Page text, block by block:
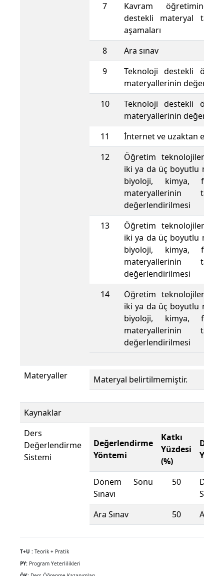
7
Kavram öğretiminde
destekli materyal
aşamaları
8
Ara sınav
9
Teknoloji destekli
materyallerinin
10
Teknoloji destekli
materyallerinin
11
İnternet ve uzaktan eğitim
12
Öğretim teknolojilerini
iki ya da üç boyutlu
biyoloji, kimya, fizik
materyallerinin
değerlendirilmesi
13
Öğretim teknolojilerini
iki ya da üç boyutlu
biyoloji, kimya, fizik
materyallerinin
değerlendirilmesi
14
Öğretim teknolojilerini
iki ya da üç boyutlu
biyoloji, kimya, fizik
materyallerinin
değerlendirilmesi
Materyaller Materyal belirtilmemiştir.
Kaynaklar
Ders
Değerlendirme
Sistemi
Değerlendirme
Yöntemi
Katkı
Yüzdesi
(%)
Dönem Sonu
Sınavı
50
Sınavı
Ara Sınav
50 Ara
T+U : Teorik + Pratik
PY: Program Yeterlilikleri